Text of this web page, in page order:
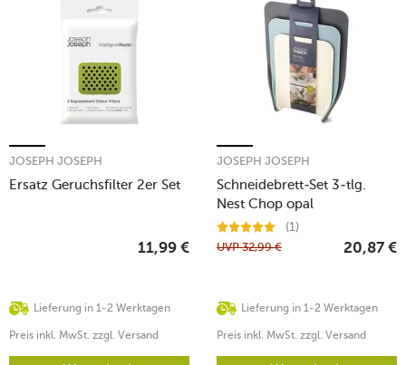
Ersatz Geruchsfilter 2er Set
JOSEPH JOSEPH
Lieferung in 1-2 Werktagen
11,99 €
Preis inkl. MwSt. zzgl. Versand
Schneidebrett-Set 3-tlg.
Nest Chop opal
JOSEPH JOSEPH
(1)
Lieferung in 1-2 Werktagen
UVP32,99 € 20,87 €
Preis inkl. MwSt. zzgl. Versand